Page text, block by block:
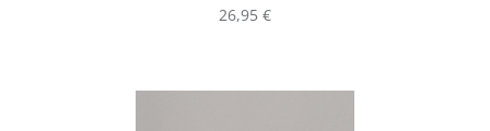
Regulärer Preis:
26,95 €